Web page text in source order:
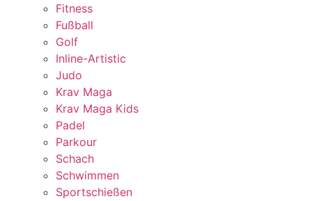
Fitness
Fußball
Golf
Inline-Artistic
Judo
Krav Maga
Krav Maga Kids
Padel
Parkour
Schach
Schwimmen
Sportschießen